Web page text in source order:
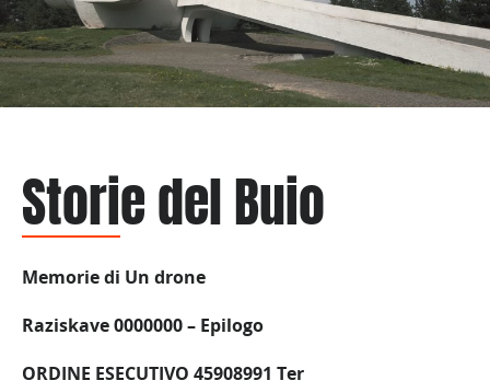
Storie del Buio
Memorie di Un drone
Raziskave 0000000 – Epilogo
ORDINE ESECUTIVO 45908991 Ter